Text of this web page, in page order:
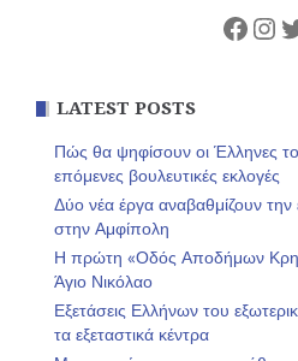
LATEST POSTS
Πώς θα ψηφίσουν οι Έλληνες
επόμενες βουλευτικές εκλογές
Δύο νέα έργα αναβαθμίζουν
στην Αμφίπολη
Η πρώτη «Οδός Αποδήμων
Άγιο Νικόλαο
Εξετάσεις Ελλήνων του
τα εξεταστικά κέντρα